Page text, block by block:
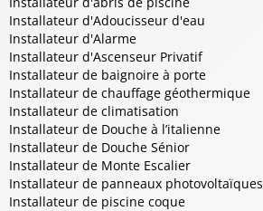
Installateur d'Adoucisseur d'eau
Installateur d'Alarme
Installateur d'Ascenseur Privatif
Installateur de baignoire à porte
Installateur de chauffage géothermique
Installateur de climatisation
Installateur de Douche à l’italienne
Installateur de Douche Sénior
Installateur de Monte Escalier
Installateur de panneaux photovoltaïques
Installateur de piscine coque